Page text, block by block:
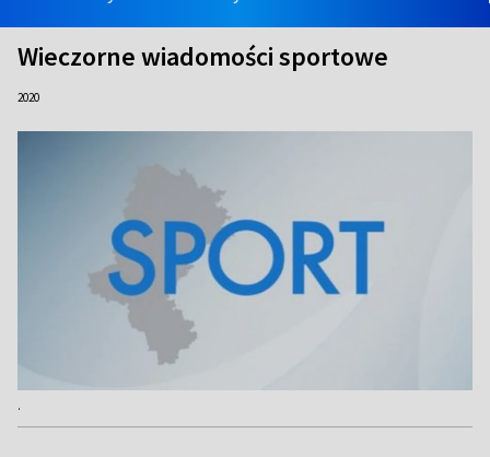
Wieczorne wiadomości sportowe
2020
.